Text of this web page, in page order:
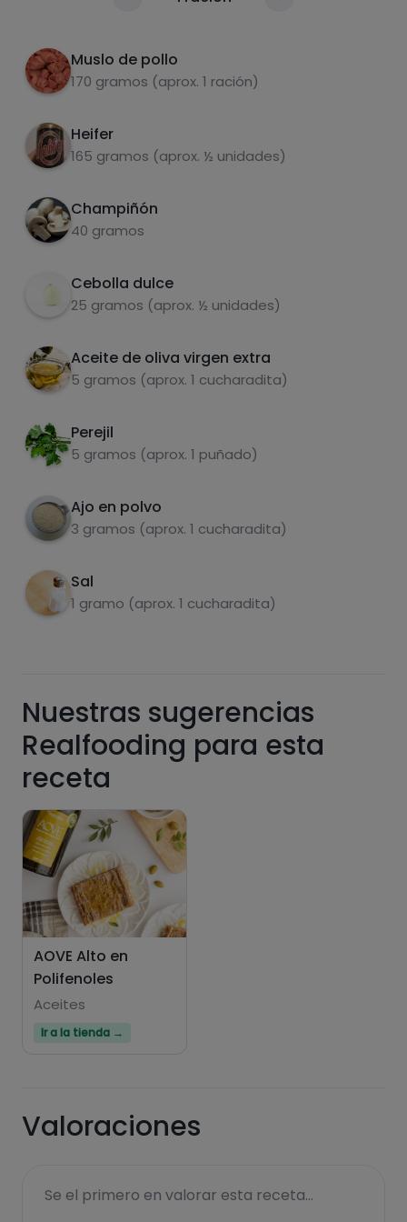
Muslo de pollo
170 gramos (aprox. 1 ración)
Heifer
165 gramos (aprox. ½ unidades)
Champiñón
40 gramos
Cebolla dulce
25 gramos (aprox. ½ unidades)
Aceite de oliva virgen extra
5 gramos (aprox. 1 cucharadita)
Perejil
5 gramos (aprox. 1 puñado)
Ajo en polvo
3 gramos (aprox. 1 cucharadita)
Sal
1 gramo (aprox. 1 cucharadita)
olla durante 30 minutos
Carbohidratos
Grasas
Azúcares
Grasas
de las recetas, y desbloquear muchas más
funcionalidades PLUS.
Pásate al PLUS
Nuestras sugerencias
Realfooding para esta
receta
AOVE Alto en
Polifenoles
Aceites
Ir a la tienda →
Valoraciones
Se el primero en valorar esta receta...